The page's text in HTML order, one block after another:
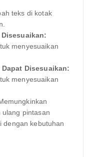
teks di kotak
menyesuaikan
Disesuaikan:
menyesuaikan
ulang pintasan
dengan kebutuhan